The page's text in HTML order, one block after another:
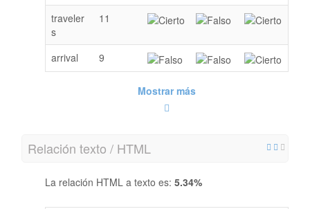
traveler
s
11
arrival 9
Mostrar más
Relación texto / HTML
La relación HTML a texto es: 5.34%